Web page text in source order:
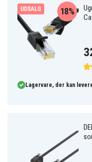
UDSALG 18%
Lagervare, der kan